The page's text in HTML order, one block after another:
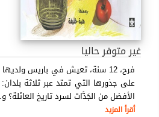
غير متوفر حاليا
فرح، 12 سنة، تعيش في باريس
على جذورها التي تمتد عبر ثلاثة
الأفضل من الجَدَّات لسرد تاريخ العائلة؟ و
أقرأ المزيد